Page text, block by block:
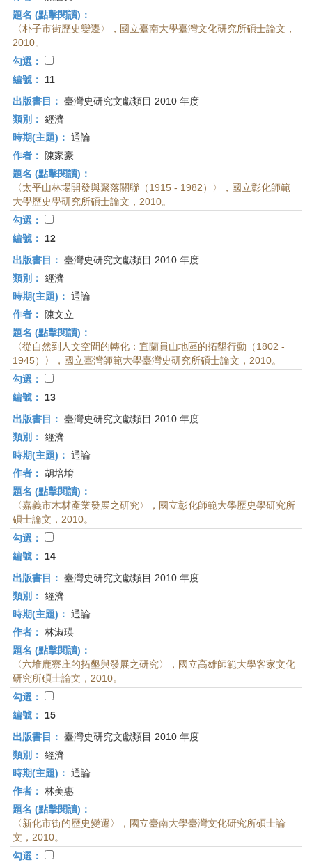
題名 (點擊閱讀)：
〈朴子市街歷史變遷〉，國立臺南大學臺灣文化研究所碩士論文，
2010。
勾選：
編號：
11
出版書目： 臺灣史研究文獻類目 2010 年度
類別： 經濟
時期(主題)： 通論
作者：
陳家豪
題名 (點擊閱讀)：
〈太平山林場開發與聚落關聯（1915 - 1982）〉，國立彰化師範
大學歷史學研究所碩士論文，2010。
勾選：
編號：
12
出版書目： 臺灣史研究文獻類目 2010 年度
類別： 經濟
時期(主題)： 通論
作者：
陳文立
題名 (點擊閱讀)：
〈從自然到人文空間的轉化：宜蘭員山地區的拓墾行動（1802 -
1945）〉，國立臺灣師範大學臺灣史研究所碩士論文，2010。
勾選：
編號：
13
出版書目： 臺灣史研究文獻類目 2010 年度
類別： 經濟
時期(主題)： 通論
作者： 胡培堉
題名 (點擊閱讀)：
〈嘉義市木材產業發展之研究〉，國立彰化師範大學歷史學研究所
碩士論文，2010。
勾選：
編號：
14
出版書目： 臺灣史研究文獻類目 2010 年度
類別： 經濟
時期(主題)： 通論
作者： 林淑瑛
題名 (點擊閱讀)：
〈六堆鹿寮庄的拓墾與發展之研究〉，國立高雄師範大學客家文化
研究所碩士論文，2010。
勾選：
編號：
15
出版書目： 臺灣史研究文獻類目 2010 年度
類別： 經濟
時期(主題)： 通論
作者： 林美惠
題名 (點擊閱讀)：
〈新化市街的歷史變遷〉，國立臺南大學臺灣文化研究所碩士論
文，2010。
勾選：